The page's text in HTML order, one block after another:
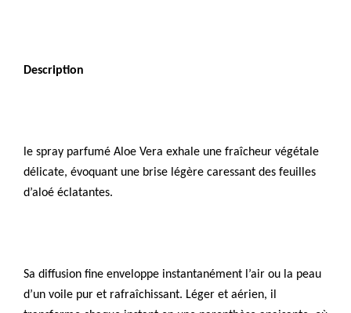
Description
le spray parfumé Aloe Vera exhale une fraîcheur végétale
délicate, évoquant une brise légère caressant des feuilles
d’aloé éclatantes.
Sa diffusion fine enveloppe instantanément l’air ou la peau
d’un voile pur et rafraîchissant. Léger et aérien, il